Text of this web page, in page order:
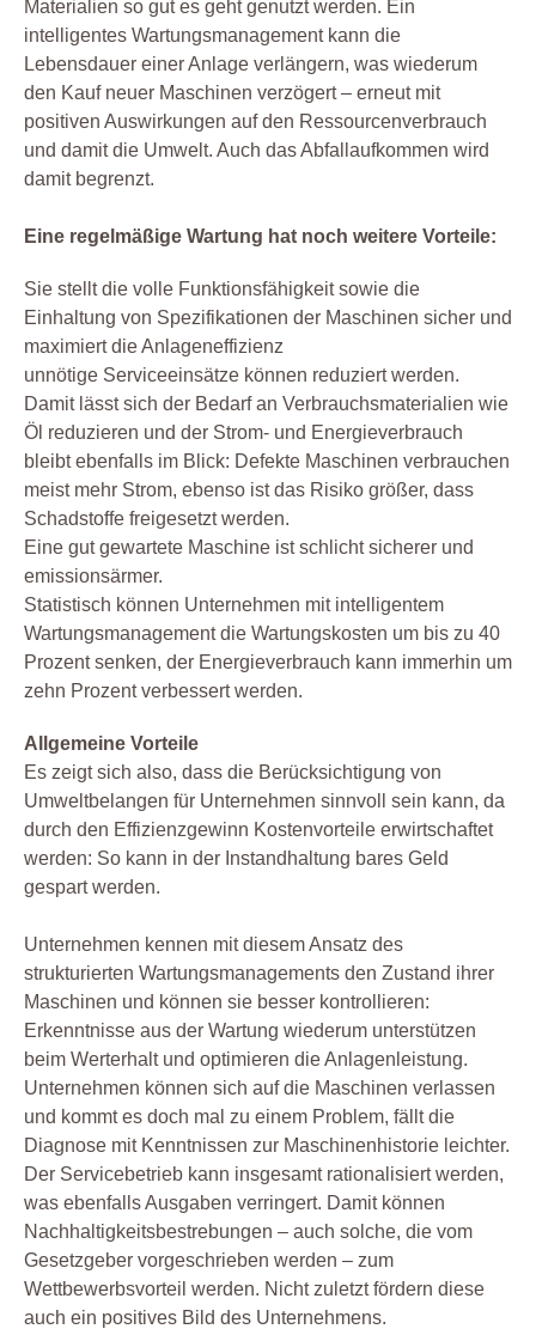
Materialien so gut es geht genutzt werden. Ein
intelligentes Wartungsmanagement kann die
Lebensdauer einer Anlage verlängern, was wiederum
den Kauf neuer Maschinen verzögert – erneut mit
positiven Auswirkungen auf den Ressourcenverbrauch
und damit die Umwelt. Auch das Abfallaufkommen wird
damit begrenzt.
Eine regelmäßige Wartung hat noch weitere Vorteile:
Sie stellt die volle Funktionsfähigkeit sowie die
Einhaltung von Spezifikationen der Maschinen sicher und
maximiert die Anlageneffizienz
unnötige Serviceeinsätze können reduziert werden.
Damit lässt sich der Bedarf an Verbrauchsmaterialien wie
Öl reduzieren und der Strom- und Energieverbrauch
bleibt ebenfalls im Blick: Defekte Maschinen verbrauchen
meist mehr Strom, ebenso ist das Risiko größer, dass
Schadstoffe freigesetzt werden.
Eine gut gewartete Maschine ist schlicht sicherer und
emissionsärmer.
Statistisch können Unternehmen mit intelligentem
Wartungsmanagement die Wartungskosten um bis zu 40
Prozent senken, der Energieverbrauch kann immerhin um
zehn Prozent verbessert werden.
Allgemeine Vorteile
Es zeigt sich also, dass die Berücksichtigung von
Umweltbelangen für Unternehmen sinnvoll sein kann, da
durch den Effizienzgewinn Kostenvorteile erwirtschaftet
werden: So kann in der Instandhaltung bares Geld
gespart werden.
Unternehmen kennen mit diesem Ansatz des
strukturierten Wartungsmanagements den Zustand ihrer
Maschinen und können sie besser kontrollieren:
Erkenntnisse aus der Wartung wiederum unterstützen
beim Werterhalt und optimieren die Anlagenleistung.
Unternehmen können sich auf die Maschinen verlassen
und kommt es doch mal zu einem Problem, fällt die
Diagnose mit Kenntnissen zur Maschinenhistorie leichter.
Der Servicebetrieb kann insgesamt rationalisiert werden,
was ebenfalls Ausgaben verringert. Damit können
Nachhaltigkeitsbestrebungen – auch solche, die vom
Gesetzgeber vorgeschrieben werden – zum
Wettbewerbsvorteil werden. Nicht zuletzt fördern diese
auch ein positives Bild des Unternehmens.